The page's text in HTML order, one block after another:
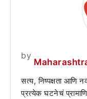
by
सत्य, निष्पक्षता आणि
प्रत्येक घटनेचं